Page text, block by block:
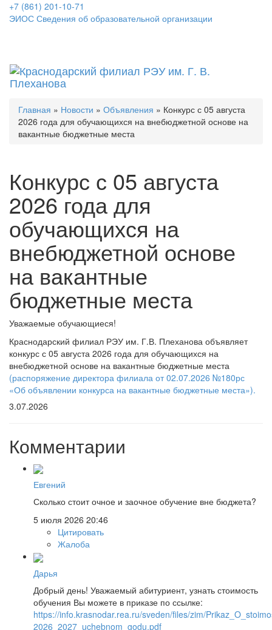
+7 (861) 201-10-71
ЭИОС Сведения об образовательной организации
Главная » Новости » Объявления » Конкурс с 05 августа
2026 года для обучающихся на внебюджетной основе на
вакантные бюджетные места
Конкурс с 05 августа
2026 года для
обучающихся на
внебюджетной основе
на вакантные
бюджетные места
Уважаемые обучающиеся!
Краснодарский филиал РЭУ им. Г.В. Плеханова объявляет
конкурс с 05 августа 2026 года для обучающихся на
внебюджетной основе на вакантные бюджетные места
(распоряжение директора филиала от 02.07.2026 №180рс
«Об объявлении конкурса на вакантные бюджетные места»).
3.07.2026
Комментарии
Евгений
Сколько стоит очное и заочное обучение вне бюджета?
5 июля 2026 20:46
Цитировать
Жалоба
Дарья
Добрый день! Уважаемый абитуриент, узнать стоимость
обучения Вы можете в приказе по ссылке:
https://info.krasnodar.rea.ru/sveden/files/zim/
2026_2027_uchebnom_godu.pdf